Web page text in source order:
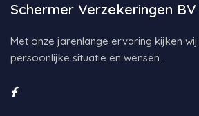
Schermer Verzekeringen BV
Met onze jarenlange ervaring kijken
persoonlijke situatie en wensen.